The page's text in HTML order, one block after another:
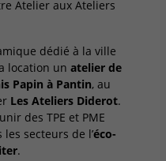
Atelier aux Ateliers
dédié à la ville
location un atelier de
Papin à Pantin, au
Les Ateliers Diderot.
des TPE et PME
secteurs de l’éco-
.